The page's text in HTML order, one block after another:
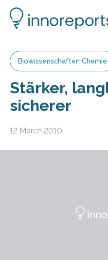
Biowissenschaften Chemie
Stärker,
sicherer
12 March 2010